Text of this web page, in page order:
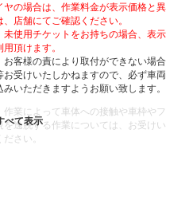
の場合は、作業料金が表示価格と異
店舗にてご確認ください。
使用チケットをお持ちの場合、表示
頂けます。
客様の責により取付ができない場合
受けいたしかねますので、必ず車両
いただきますようお願い致します。
業によって車体への接触や車枠やフ
を逸脱する作業については、お受けい
さい。